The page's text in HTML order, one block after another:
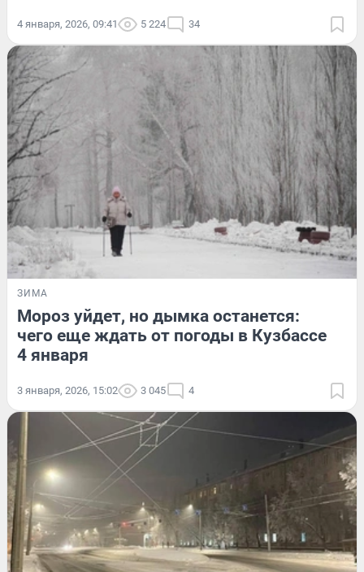
4 января, 2026, 09:41 5 224 34
ЗИМА
Мороз уйдет, но дымка останется:
чего еще ждать от погоды в Кузбассе
4 января
3 января, 2026, 15:02 3 045 4